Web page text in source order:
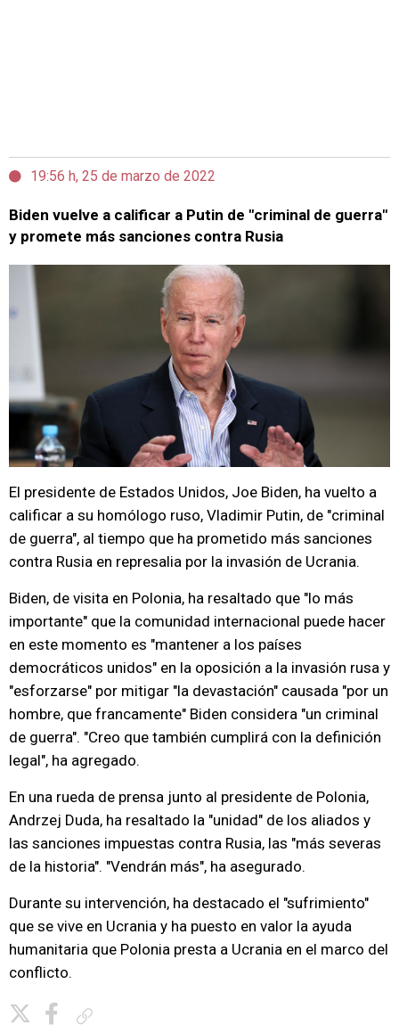
19:56 h, 25 de marzo de 2022
Biden vuelve a calificar a Putin de "criminal de guerra"
y promete más sanciones contra Rusia
El presidente de Estados Unidos, Joe Biden, ha vuelto a
calificar a su homólogo ruso, Vladimir Putin, de "criminal
de guerra", al tiempo que ha prometido más sanciones
contra Rusia en represalia por la invasión de Ucrania.
Biden, de visita en Polonia, ha resaltado que "lo más
importante" que la comunidad internacional puede hacer
en este momento es "mantener a los países
democráticos unidos" en la oposición a la invasión rusa y
"esforzarse" por mitigar "la devastación" causada "por un
hombre, que francamente" Biden considera "un criminal
de guerra". "Creo que también cumplirá con la definición
legal", ha agregado.
En una rueda de prensa junto al presidente de Polonia,
Andrzej Duda, ha resaltado la "unidad" de los aliados y
las sanciones impuestas contra Rusia, las "más severas
de la historia". "Vendrán más", ha asegurado.
Durante su intervención, ha destacado el "sufrimiento"
que se vive en Ucrania y ha puesto en valor la ayuda
humanitaria que Polonia presta a Ucrania en el marco del
conflicto.